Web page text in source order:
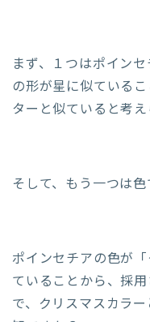
まず、１つはポイン
の形が星に似ている
ターと似ていると考え
そして、もう一つは色
ポインセチアの色が
ていることから、採
で、クリスマスカラ